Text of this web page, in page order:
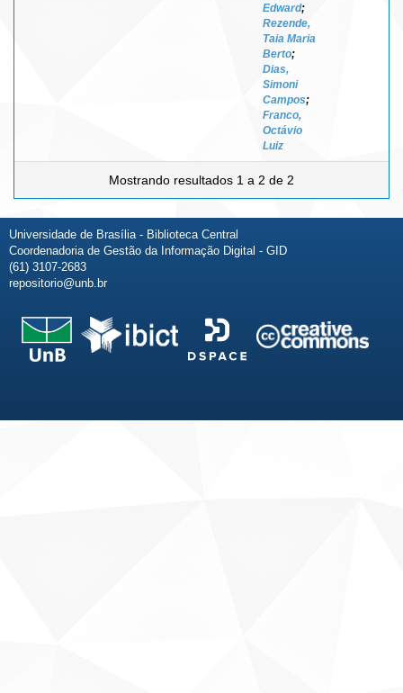
Edward;
Rezende,
Taia Maria
Berto;
Dias,
Simoni
Campos;
Franco,
Octávio
Luiz
Mostrando resultados 1 a 2 de 2
Universidade de Brasília - Biblioteca Central
Coordenadoria de Gestão da Informação Digital - GID
(61) 3107-2683
repositorio@unb.br